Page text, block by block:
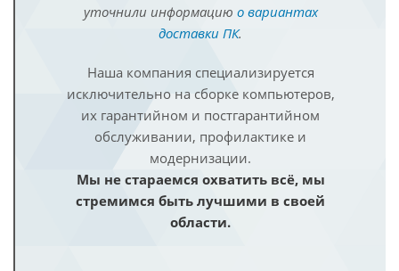
уточнили информацию о вариантах
доставки ПК.
Наша компания специализируется
исключительно на сборке компьютеров,
их гарантийном и постгарантийном
обслуживании, профилактике и
модернизации.
Мы не стараемся охватить всё, мы
стремимся быть лучшими в своей
области.